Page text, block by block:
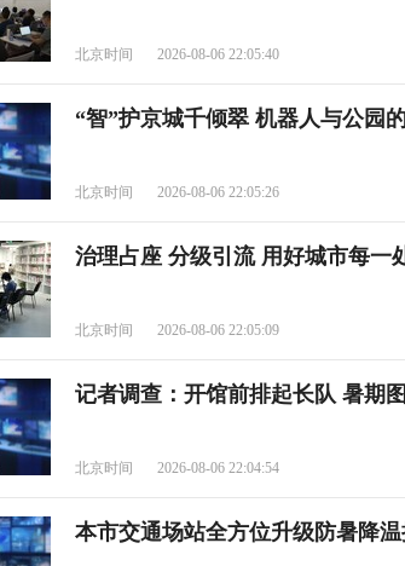
北京时间 2026-08-06 22:05:40
“智”护京城千倾翠 机器人与公园
北京时间 2026-08-06 22:05:26
治理占座 分级引流 用好城市每一
北京时间 2026-08-06 22:05:09
记者调查：开馆前排起长队 暑期
北京时间 2026-08-06 22:04:54
本市交通场站全方位升级防暑降